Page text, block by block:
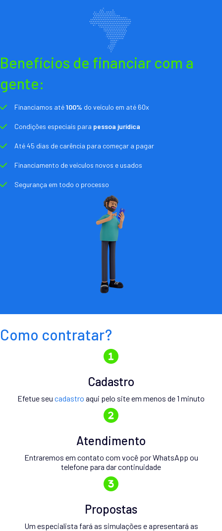
Benefícios de financiar com a
gente:
Financiamos até100% do veículo em até 60x
Condições especiais para pessoa jurídica
Até 45 dias de carência para começar a pagar
Financiamento de veículos novos e usados
Segurança em todo o processo
Como contratar?
Cadastro
Efetue seu cadastro aqui pelo site em menos de 1 minuto
Atendimento
Entraremos em contato com você por WhatsApp ou
telefone para dar continuidade
Propostas
Um especialista fará as simulações e apresentará as